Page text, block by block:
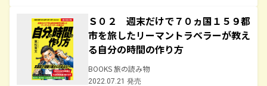
Ｓ０２ 週末だけで７０ヵ国１５９都
市を旅したリーマントラベラーが教え
る自分の時間の作り方
BOOKS 旅の読み物
2022.07.21 発売